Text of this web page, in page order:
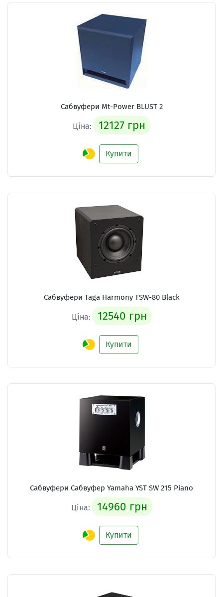
Сабвуфери Mt-Power BLUST 2
Ціна: 12127 грн
Купити
Сабвуфери Taga Harmony TSW-80 Black
Ціна: 12540 грн
Купити
Сабвуфери Сабвуфер Yamaha YST SW 215 Piano
Ціна: 14960 грн
Купити